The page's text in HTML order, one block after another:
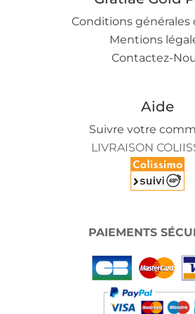
Conditions générales
Mentions
Contactez-
Aide
Suivre votre
LIVRAISON
PAIEMENTS